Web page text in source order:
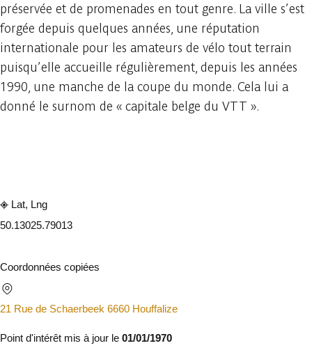
préservée et de promenades en tout genre. La ville s’est
forgée depuis quelques années, une réputation
internationale pour les amateurs de vélo tout terrain
puisqu’elle accueille régulièrement, depuis les années
1990, une manche de la coupe du monde. Cela lui a
donné le surnom de « capitale belge du VTT ».
Lat, Lng
50.13025.79013
Coordonnées copiées
21 Rue de Schaerbeek 6660 Houffalize
Point d'intérêt mis à jour le 01/01/1970